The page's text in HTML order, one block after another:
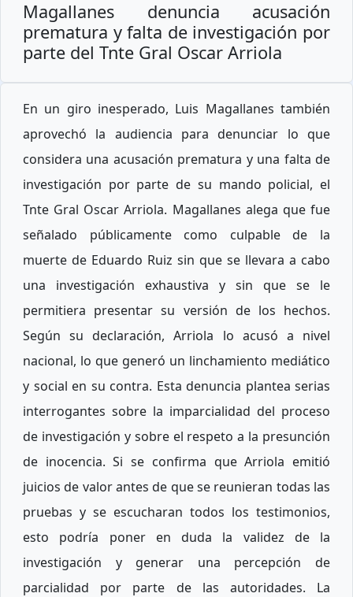
Magallanes denuncia acusación
prematura y falta de investigación por
parte del Tnte Gral Oscar Arriola
En un giro inesperado, Luis Magallanes también
aprovechó la audiencia para denunciar lo que
considera una acusación prematura y una falta de
investigación por parte de su mando policial, el
Tnte Gral Oscar Arriola. Magallanes alega que fue
señalado públicamente como culpable de la
muerte de Eduardo Ruiz sin que se llevara a cabo
una investigación exhaustiva y sin que se le
permitiera presentar su versión de los hechos.
Según su declaración, Arriola lo acusó a nivel
nacional, lo que generó un linchamiento mediático
y social en su contra. Esta denuncia plantea serias
interrogantes sobre la imparcialidad del proceso
de investigación y sobre el respeto a la presunción
de inocencia. Si se confirma que Arriola emitió
juicios de valor antes de que se reunieran todas las
pruebas y se escucharan todos los testimonios,
esto podría poner en duda la validez de la
investigación y generar una percepción de
parcialidad por parte de las autoridades. La